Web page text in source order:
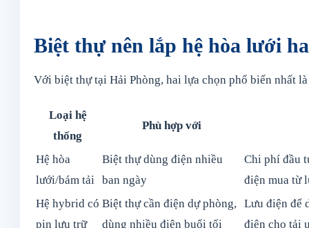
Biệt thự nên lắp hệ hòa lưới
Với biệt thự tại Hải Phòng, hai lựa chọn phổ biến nhất
Loại hệ
thống
Phù hợp với
Hệ hòa
lưới/bám tải
Biệt thự dùng điện nhiều
ban ngày
Chi phí đầu
điện mua từ
Hệ hybrid có
pin lưu trữ
Biệt thự cần điện dự phòng,
dùng nhiều điện buổi tối
Lưu điện để
điện cho tải